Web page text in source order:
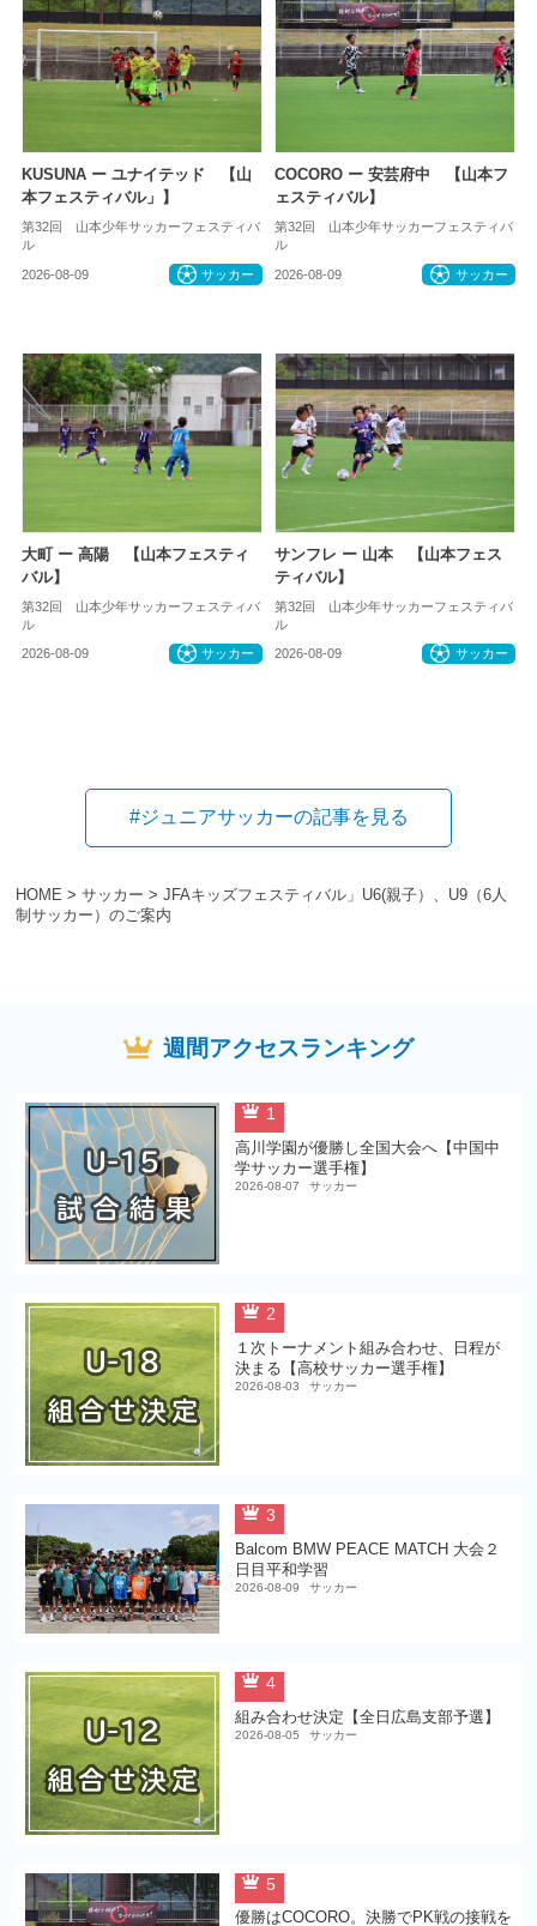
HOME > サッカー > JFAキッズフェスティバル」U6(親子）、U9（6人
制サッカー）のご案内
KUSUNA ー ユナイテッド 【山
本フェスティバル」】
第32回 山本少年サッカーフェスティバ
ル
2026-08-09 サッカー
COCORO ー 安芸府中 【山本フ
ェスティバル】
第32回 山本少年サッカーフェスティバ
ル
2026-08-09 サッカー
大町 ー 高陽 【山本フェスティ
バル】
第32回 山本少年サッカーフェスティバ
ル
2026-08-09 サッカー
サンフレ ー 山本 【山本フェス
ティバル】
第32回 山本少年サッカーフェスティバ
ル
2026-08-09 サッカー
#ジュニアサッカーの記事を見る
週間アクセスランキング
1
高川学園が優勝し全国大会へ【中国中
学サッカー選手権】
2026-08-07 サッカー
2
１次トーナメント組み合わせ、日程が
決まる【高校サッカー選手権】
2026-08-03 サッカー
3
Balcom BMW PEACE MATCH 大会２
日目平和学習
2026-08-09 サッカー
4
組み合わせ決定【全日広島支部予選】
2026-08-05 サッカー
5
優勝はCOCORO。決勝でPK戦の接戦を